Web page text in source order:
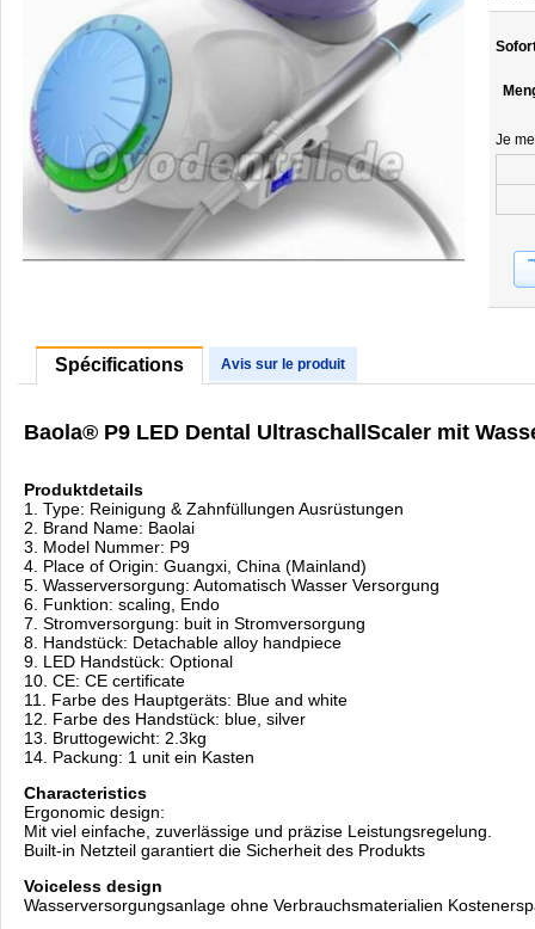
Je
Spécifications Avis sur le produit
Baola® P9 LED Dental UltraschallScaler mit
Produktdetails
1. Type: Reinigung & Zahnfüllungen Ausrüstungen
2. Brand Name: Baolai
3. Model Nummer: P9
4. Place of Origin: Guangxi, China (Mainland)
5. Wasserversorgung: Automatisch Wasser Versorgung
6. Funktion: scaling, Endo
7. Stromversorgung: buit in Stromversorgung
8. Handstück: Detachable alloy handpiece
9. LED Handstück: Optional
10. CE: CE certificate
11. Farbe des Hauptgeräts: Blue and white
12. Farbe des Handstück: blue, silver
13. Bruttogewicht: 2.3kg
14. Packung: 1 unit ein Kasten
Characteristics
Ergonomic design:
Mit viel einfache, zuverlässige und präzise Leistungsregelung.
Built-in Netzteil garantiert die Sicherheit des Produkts
Voiceless design
Wasserversorgungsanlage ohne Verbrauchsmaterialien